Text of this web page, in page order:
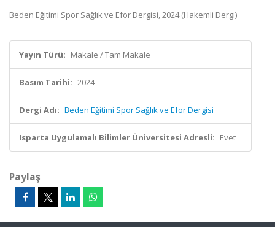
Beden Eğitimi Spor Sağlık ve Efor Dergisi, 2024 (Hakemli Dergi)
Yayın Türü: Makale / Tam Makale
Basım Tarihi: 2024
Dergi Adı: Beden Eğitimi Spor Sağlık ve Efor Dergisi
Isparta Uygulamalı Bilimler Üniversitesi Adresli: Evet
Paylaş